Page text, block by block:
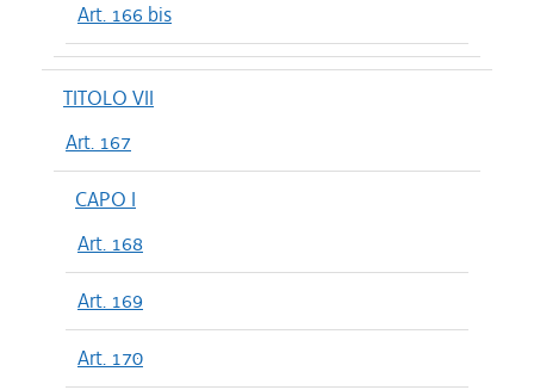
Art. 166 bis
TITOLO VII
Art. 167
CAPO I
Art. 168
Art. 169
Art. 170